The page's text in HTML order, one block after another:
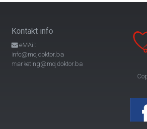
Kontakt info
eMAil:
info@mojdoktor.ba
marketing@mojdoktor.ba